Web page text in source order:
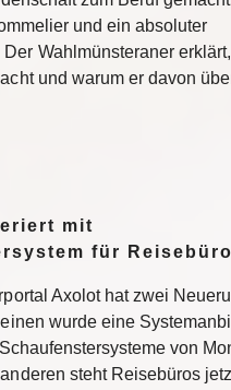
und ein absoluter
Wahlmünsteraner
und warum er davon
mit
für
Axolot hat zwei
wurde eine
von
steht Reisebüros